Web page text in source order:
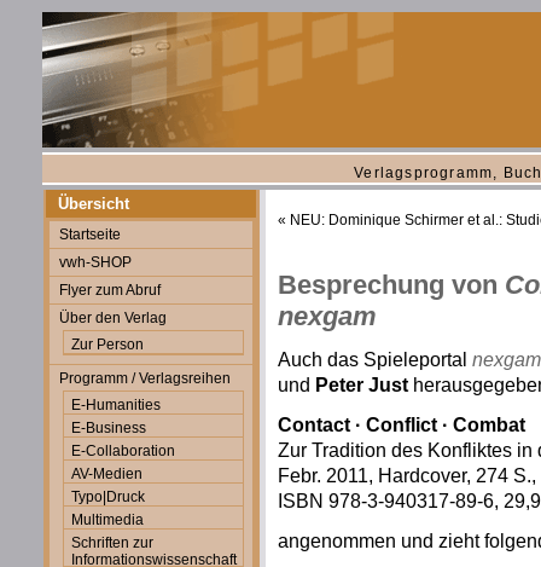
Verlagsprogramm,
Übersicht
Startseite
vwh-SHOP
Flyer zum Abruf
Über den Verlag
Zur Person
Programm / Verlagsreihen
E-Humanities
E-Business
E-Collaboration
AV-Medien
Typo|Druck
Multimedia
Schriften zur
Informationswissenschaft
« NEU: Dominique Schirmer et al.:
Besprechung von
nexgam
Auch das Spieleportal nexgam
und Peter Just
Contact · Conflict · Combat
Zur Tradition des Konfliktes
Febr. 2011, Hardcover, 274 S.,
ISBN 978-3-940317-89-6,
angenommen und zieht